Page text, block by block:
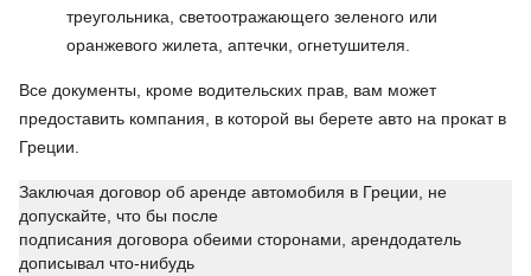
треугольника, светоотражающего зеленого или
оранжевого жилета, аптечки, огнетушителя.
Все документы, кроме водительских прав, вам может
предоставить компания, в которой вы берете авто на прокат в
Греции.
Заключая договор об аренде автомобиля в Греции, не
допускайте, что бы после
подписания договора обеими сторонами, арендодатель
дописывал что-нибудь